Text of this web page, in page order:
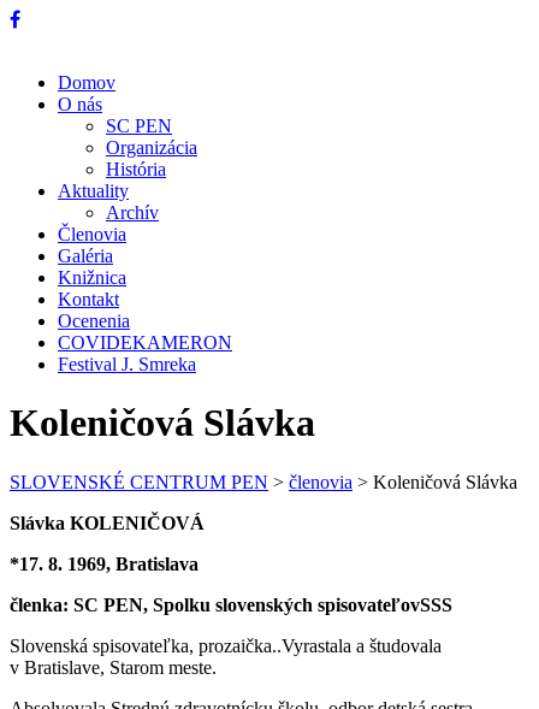
Domov
O nás
SC PEN
Organizácia
História
Aktuality
Archív
Členovia
Galéria
Knižnica
Kontakt
Ocenenia
COVIDEKAMERON
Festival J. Smreka
Koleničová Slávka
SLOVENSKÉ CENTRUM PEN > členovia > Koleničová Slávka
Slávka KOLENIČOVÁ
*17. 8. 1969, Bratislava
členka: SC PEN, Spolku slovenských spisovateľovSSS
Slovenská spisovateľka, prozaička..Vyrastala a študovala
v Bratislave, Starom meste.